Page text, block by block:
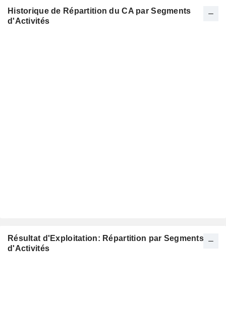
Historique de Répartition du CA par Segments
d'Activités
Résultat d'Exploitation: Répartition par Segments
d'Activités